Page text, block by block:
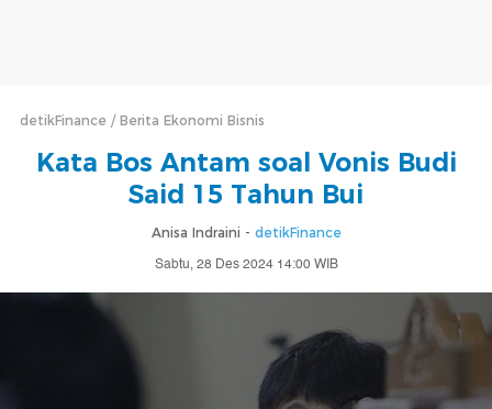
detikFinance Berita Ekonomi Bisnis
Kata Bos Antam soal Vonis Budi
Said 15 Tahun Bui
Anisa Indraini - detikFinance
Sabtu, 28 Des 2024 14:00 WIB